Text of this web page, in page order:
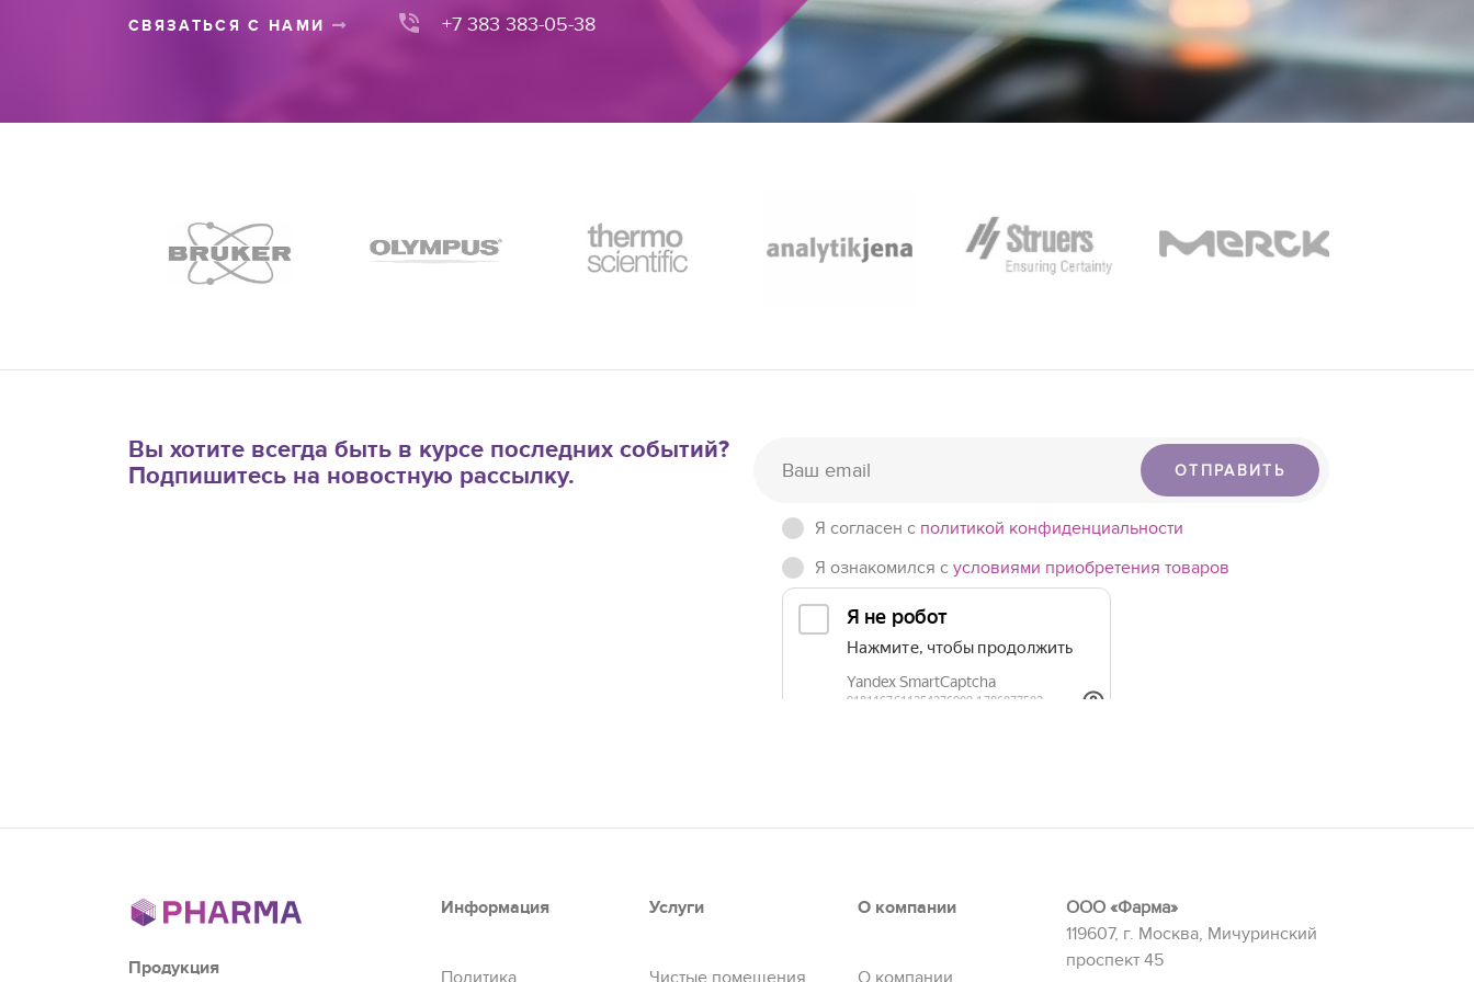
СВЯЗАТЬСЯ С НАМИ +7 383 383-05-38
Вы хотите всегда быть в курсе последних событий?
Подпишитесь на новостную рассылку.
ОТПРАВИТЬ
Я согласен c политикой конфиденциальности
Я ознакомился с условиями приобретения товаров
Продукция
Информация Услуги О компании
ООО «Фарма»
119607, г. Москва, Мичуринский
проспект 45